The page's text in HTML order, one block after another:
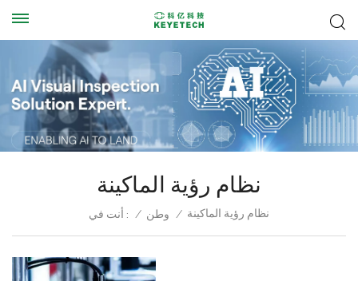
نظام رؤية الماكينة
أنت في : / وطن / نظام رؤية الماكينة